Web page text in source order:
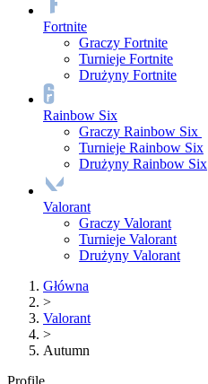
Fortnite
Graczy Fortnite
Turnieje Fortnite
Drużyny Fortnite
Rainbow Six
Graczy Rainbow Six
Turnieje Rainbow Six
Drużyny Rainbow Six
Valorant
Graczy Valorant
Turnieje Valorant
Drużyny Valorant
Główna
>
Valorant
>
Autumn
Profile